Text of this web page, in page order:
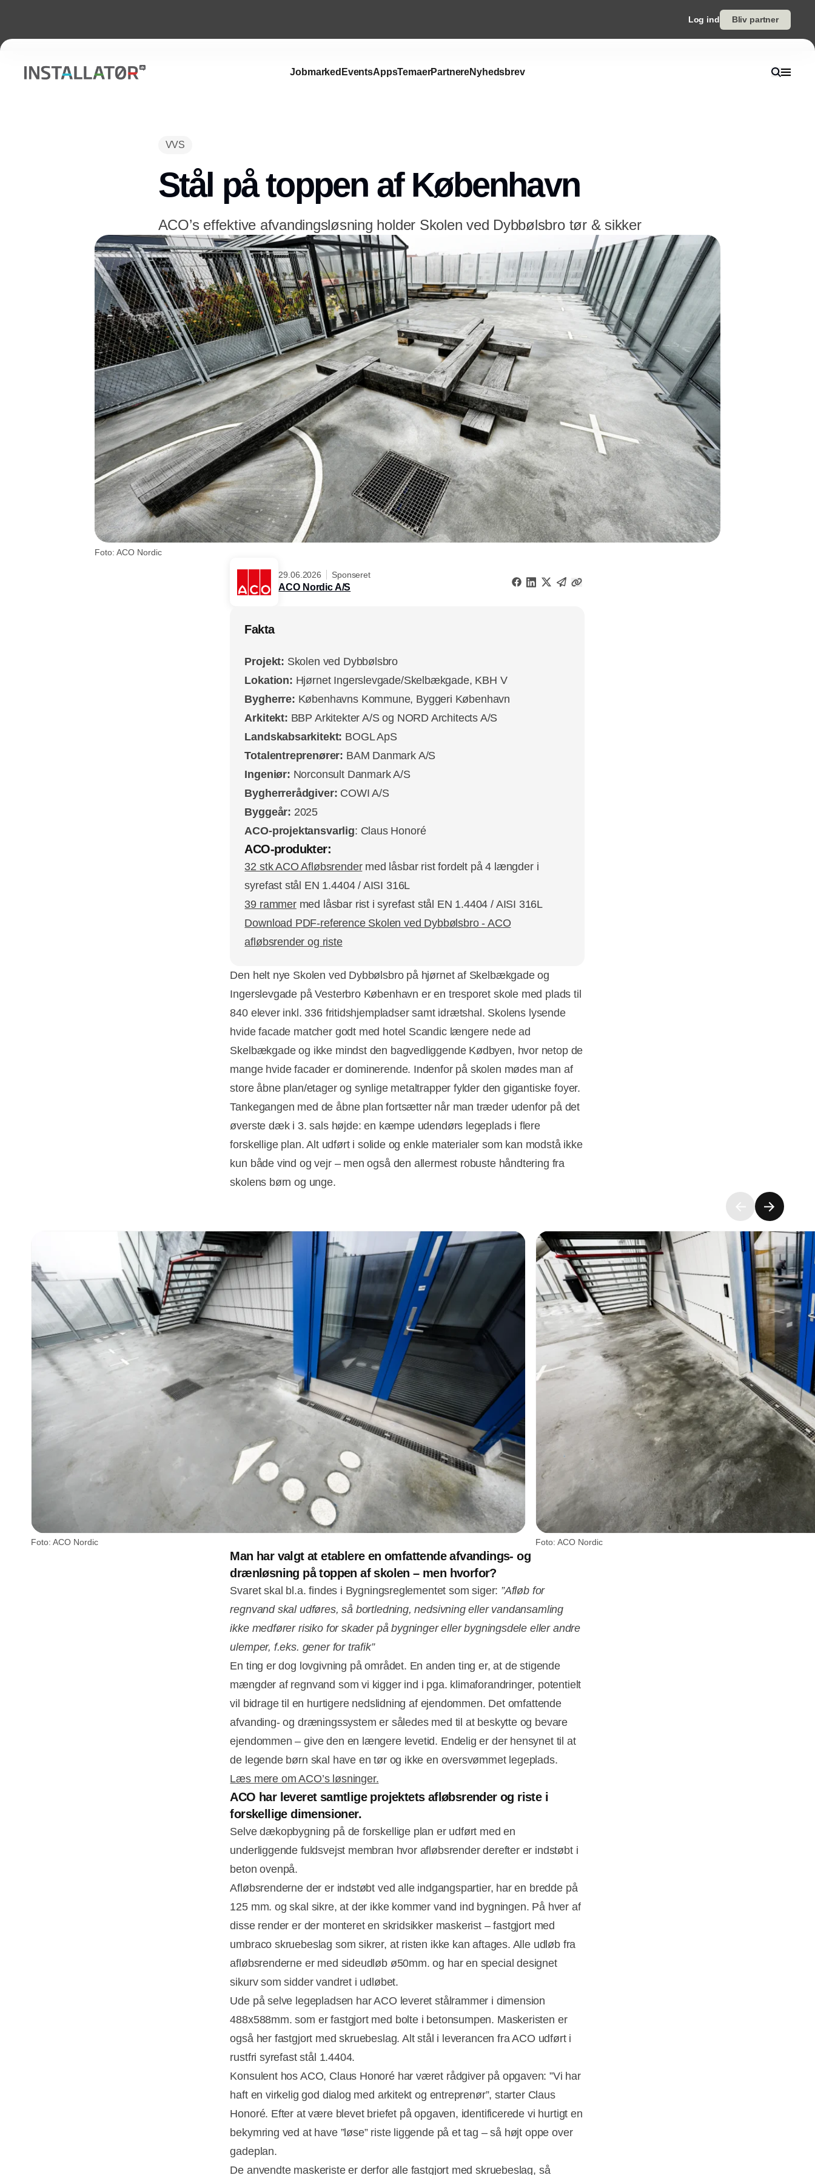
Log ind Bliv partner
Jobmarked EventsAppsTemaerPartnereNyhedsbrev
VVS
Stål på toppen af København
ACO’s effektive afvandingsløsning holder Skolen ved Dybbølsbro tør & sikker
Foto: ACO Nordic
29.06.2026 Sponseret
ACO Nordic A/S
Fakta
Projekt: Skolen ved Dybbølsbro
Lokation: Hjørnet Ingerslevgade/Skelbækgade, KBH V
Bygherre: Københavns Kommune, Byggeri København
Arkitekt: BBP Arkitekter A/S og NORD Architects A/S
Landskabsarkitekt: BOGL ApS
Totalentreprenører: BAM Danmark A/S
Ingeniør: Norconsult Danmark A/S
Bygherrerådgiver: COWI A/S
Byggeår: 2025
ACO-projektansvarlig: Claus Honoré
ACO-produkter:
32 stk ACO Afløbsrendermed låsbar rist fordelt på 4 længder i
syrefast stål EN 1.4404 / AISI 316L
39 rammermed låsbar rist i syrefast stål EN 1.4404 / AISI 316L
Download PDF-reference Skolen ved Dybbølsbro - ACO
afløbsrender og riste
Den helt nye Skolen ved Dybbølsbro på hjørnet af Skelbækgade og
Ingerslevgade på Vesterbro København er en tresporet skole med plads til
840 elever inkl. 336 fritidshjempladser samt idrætshal. Skolens lysende
hvide facade matcher godt med hotel Scandic længere nede ad
Skelbækgade og ikke mindst den bagvedliggende Kødbyen, hvor netop de
mange hvide facader er dominerende. Indenfor på skolen mødes man af
store åbne plan/etager og synlige metaltrapper fylder den gigantiske foyer.
Tankegangen med de åbne plan fortsætter når man træder udenfor på det
øverste dæk i 3. sals højde: en kæmpe udendørs legeplads i flere
forskellige plan. Alt udført i solide og enkle materialer som kan modstå ikke
kun både vind og vejr – men også den allermest robuste håndtering fra
skolens børn og unge.
Foto: ACO Nordic Foto: ACO Nordic
Man har valgt at etablere en omfattende afvandings- og
drænløsning på toppen af skolen – men hvorfor?
Svaret skal bl.a. findes i Bygningsreglementet som siger: ”Afløb for
regnvand skal udføres, så bortledning, nedsivning eller vandansamling
ikke medfører risiko for skader på bygninger eller bygningsdele eller andre
ulemper, f.eks. gener for trafik”
En ting er dog lovgivning på området. En anden ting er, at de stigende
mængder af regnvand som vi kigger ind i pga. klimaforandringer, potentielt
vil bidrage til en hurtigere nedslidning af ejendommen. Det omfattende
afvanding- og dræningssystem er således med til at beskytte og bevare
ejendommen – give den en længere levetid. Endelig er der hensynet til at
de legende børn skal have en tør og ikke en oversvømmet legeplads.
Læs mere om ACO’s løsninger.
ACO har leveret samtlige projektets afløbsrender og riste i
forskellige dimensioner.
Selve dækopbygning på de forskellige plan er udført med en
underliggende fuldsvejst membran hvor afløbsrender derefter er indstøbt i
beton ovenpå.
Afløbsrenderne der er indstøbt ved alle indgangspartier, har en bredde på
125 mm. og skal sikre, at der ikke kommer vand ind bygningen. På hver af
disse render er der monteret en skridsikker maskerist – fastgjort med
umbraco skruebeslag som sikrer, at risten ikke kan aftages. Alle udløb fra
afløbsrenderne er med sideudløb ø50mm. og har en special designet
sikurv som sidder vandret i udløbet.
Ude på selve legepladsen har ACO leveret stålrammer i dimension
488x588mm. som er fastgjort med bolte i betonsumpen. Maskeristen er
også her fastgjort med skruebeslag. Alt stål i leverancen fra ACO udført i
rustfri syrefast stål 1.4404.
Konsulent hos ACO, Claus Honoré har været rådgiver på opgaven: ”Vi har
haft en virkelig god dialog med arkitekt og entreprenør”, starter Claus
Honoré. Efter at være blevet briefet på opgaven, identificerede vi hurtigt en
bekymring ved at have ”løse” riste liggende på et tag – så højt oppe over
gadeplan.
De anvendte maskeriste er derfor alle fastgjort med skruebeslag, så